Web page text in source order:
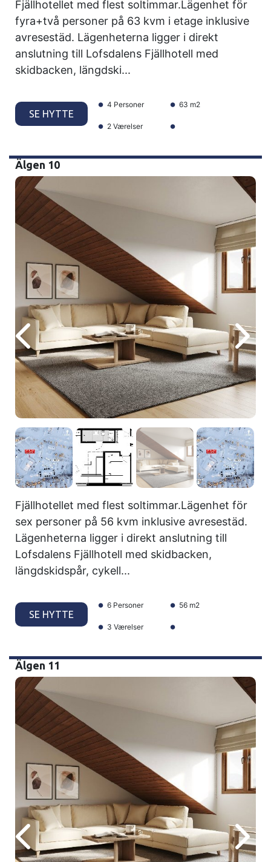
Fjällhotellet med flest soltimmar.Lägenhet för
fyra+två personer på 63 kvm i etage inklusive
avresestäd. Lägenheterna ligger i direkt
anslutning till Lofsdalens Fjällhotell med
skidbacken, längdski...
SE HYTTE
4 Personer 63 m2
2 Værelser
Älgen 10
Fjällhotellet med flest soltimmar.Lägenhet för
sex personer på 56 kvm inklusive avresestäd.
Lägenheterna ligger i direkt anslutning till
Lofsdalens Fjällhotell med skidbacken,
längdskidspår, cykell...
SE HYTTE
6 Personer 56 m2
3 Værelser
Älgen 11